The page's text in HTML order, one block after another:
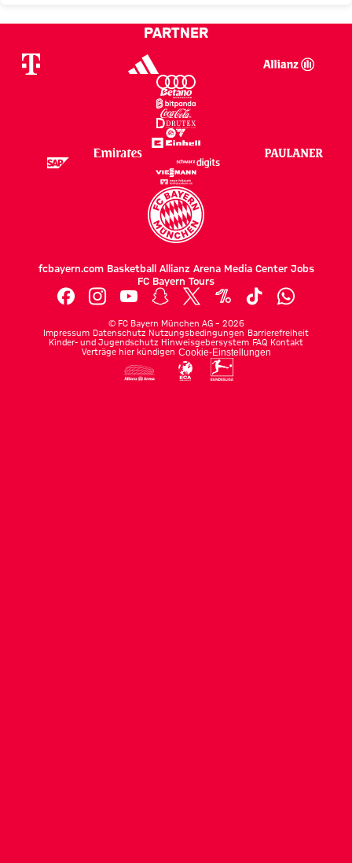
PARTNER
fcbayern.com Basketball Allianz Arena Media Center Jobs
FC Bayern Tours
© FC Bayern München AG – 2026
Impressum Datenschutz Nutzungsbedingungen Barrierefreiheit
Kinder- und Jugendschutz Hinweisgebersystem FAQ Kontakt
Verträge hier kündigen Cookie-Einstellungen